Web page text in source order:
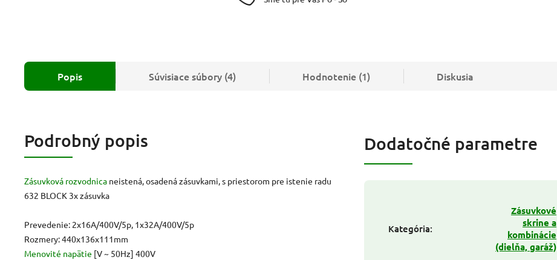
Popis Súvisiace súbory (4) Hodnotenie (1) Diskusia
Podrobný popis
Zásuvková rozvodnica neistená, osadená zásuvkami, s priestorom pre istenie radu
632 BLOCK 3x zásuvka
Prevedenie: 2x16A/400V/5p, 1x32A/400V/5p
Rozmery: 440x136x111mm
Menovité napätie [V ~ 50Hz] 400V
Dodatočné parametre
Kategória:
Zásuvkové
skrine a
kombinácie
(dielňa, garáž)